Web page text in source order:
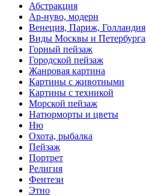
Абстракция
Ар-нуво, модерн
Венеция, Париж, Голландия
Виды Москвы и Петербурга
Горный пейзаж
Городской пейзаж
Жанровая картина
Картины с животными
Картины с техникой
Морской пейзаж
Натюрморты и цветы
Ню
Охота, рыбалка
Пейзаж
Портрет
Религия
Фентези
Этно